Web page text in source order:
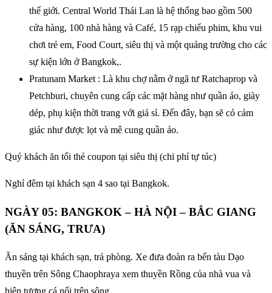
thế giới. Central World Thái Lan là hệ thống bao gồm 500
cửa hàng, 100 nhà hàng và Café, 15 rạp chiếu phim, khu vui
chơi trẻ em, Food Court, siêu thị và một quảng trường cho các
sự kiện lớn ở Bangkok,.
Pratunam Market : Là khu chợ nằm ở ngã tư Ratchaprop và
Petchburi, chuyên cung cấp các mặt hàng như quần áo, giày
dép, phụ kiện thời trang với giá sỉ. Đến đây, bạn sẽ có cảm
giác như được lọt và mê cung quần áo.
Quý khách ăn tối thẻ coupon tại siêu thị (chi phí tự túc)
Nghỉ đêm tại khách sạn 4 sao tại Bangkok.
NGÀY 05: BANGKOK – HÀ NỘI – BẮC GIANG
(ĂN SÁNG, TRƯA)
Ăn sáng tại khách sạn, trả phòng. Xe đưa đoàn ra bến tàu Dạo
thuyền trên Sông Chaophraya xem thuyền Rồng của nhà vua và